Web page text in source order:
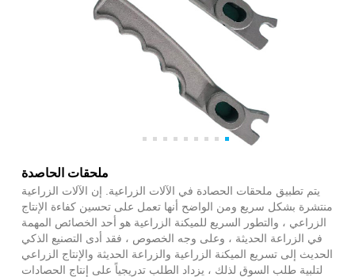
ملحقات الحاصدة
يتم تطبيق ملحقات الحصادة في الآلات الزراعية. إن الآلات الزراعية
منتشرة بشكل سريع ومن الواضح أنها تعمل على تحسين كفاءة الإنتاج
الزراعي ، والتطور السريع للميكنة الزراعية هو أحد الخصائص المهمة
في الزراعة الحديثة ، وعلى وجه الخصوص ، فقد أدى التصنيع الذكي
الحديث إلى تسريع الميكنة الزراعية والزراعة الحديثة والإنتاج الزراعي
لتلبية طلب السوق لذلك ، يزداد الطلب تدريجياً على إنتاج الحصادات